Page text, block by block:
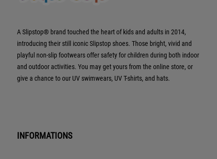
A Slipstop® brand touched the heart of kids and adults in 2014,
introducing their still iconic Slipstop shoes. Those bright, vivid and
playful non-slip footwears offer safety for children during both indoor
and outdoor activities. You may get yours from the online store, or
give a chance to our UV swimwears, UV T-shirts, and hats.
INFORMATIONS